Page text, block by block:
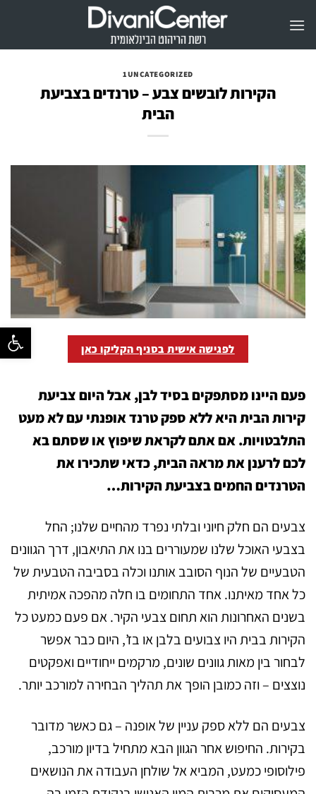
פתח
1UNCATEGORIZED
הקירות לובשים צבע – טרנדים בצביעת
הבית
לפגישה אישית בסניף הקליקו כאן
פעם היינו מסתפקים בסיד לבן, אבל היום צביעת
קירות הבית היא ללא ספק טרנד אופנתי עם לא מעט
התלבטויות. אם אתם לקראת שיפוץ או שסתם בא
לכם לרענן את מראה הבית, כדאי שתכירו את
הטרנדים החמים בצביעת הקירות…
צבעים הם חלק חיוני ובלתי נפרד מהחיים שלנו; החל
בצבעי האוכל שלנו שמעוררים בנו את התיאבון, דרך הגוונים
הטבעיים של הנוף הסובב אותנו וכלה בסביבה הטבעית של
כל אחד מאיתנו. אחד התחומים בו חלה מהפכה אמיתית
בשנים האחרונות הוא תחום צבעי הקיר. אם פעם כמעט כל
הקירות בבית היו צבועים בלבן או בז’, היום כבר אפשר
לבחור בין מאות גוונים שונים, מרקמים ייחודיים ואפקטים
נוצצים – וזה כמובן הופך את תהליך הבחירה למורכב יותר.
צבעים הם ללא ספק עניין של אופנה – גם כאשר מדובר
בקירות. החיפוש אחר הגוון הבא מתחיל בדיון מורכב,
פילוסופי כמעט, המביא אל שולחן העבודה את הנושאים